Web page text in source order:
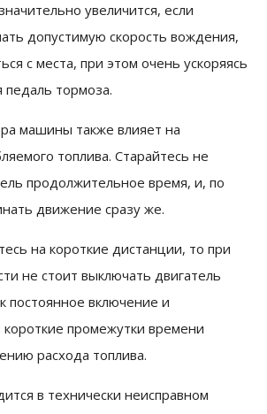
увеличится, если
допустимую скорость вождения,
с места, при этом очень ускоряясь
тормоза.
машины также влияет на
топлива. Старайтесь не
продолжительное время, и, по
движение сразу же.
на короткие дистанции, то при
не стоит выключать двигатель
постоянное включение и
промежутки времени
расхода топлива.
в технически неисправном